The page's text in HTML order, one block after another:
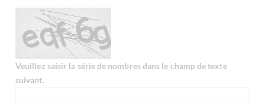
Veuillez saisir la série de nombres dans le champ de texte
suivant.